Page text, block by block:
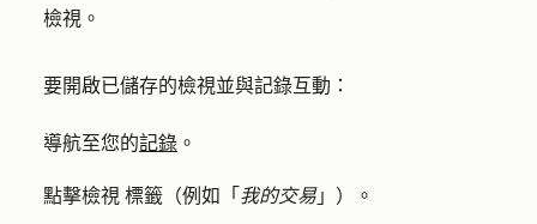
檢視。
要開啟已儲存的檢視並與記錄互動：
導航至您的記錄 。
點擊檢視 標籤 （例如「 我的交易」）。